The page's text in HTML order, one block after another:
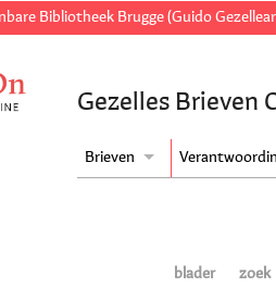
Bibliotheek Brugge (Guido
Gezelles Brieven
Brieven
blader zoek